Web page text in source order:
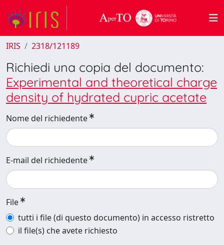
IRIS 2318/121189
Richiedi una copia del documento:
Experimental and theoretical charge
density of hydrated cupric acetate
Nome del richiedente
E-mail del richiedente
File
tutti i file (di questo documento) in accesso ristretto
il file(s) che avete richiesto